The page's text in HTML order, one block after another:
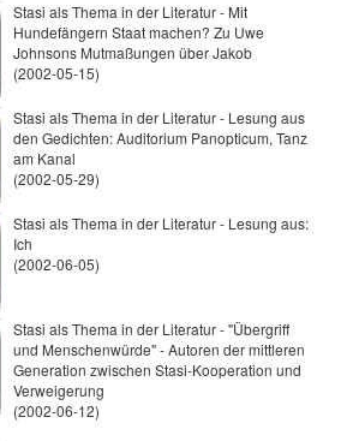
Stasi als Thema in der Literatur - Mit
Hundefängern Staat machen? Zu Uwe
Johnsons Mutmaßungen über Jakob
(2002-05-15)
Stasi als Thema in der Literatur - Lesung aus
den Gedichten: Auditorium Panopticum, Tanz
am Kanal
(2002-05-29)
Stasi als Thema in der Literatur - Lesung aus:
Ich
(2002-06-05)
Stasi als Thema in der Literatur - "Übergriff
und Menschenwürde" - Autoren der mittleren
Generation zwischen Stasi-Kooperation und
Verweigerung
(2002-06-12)